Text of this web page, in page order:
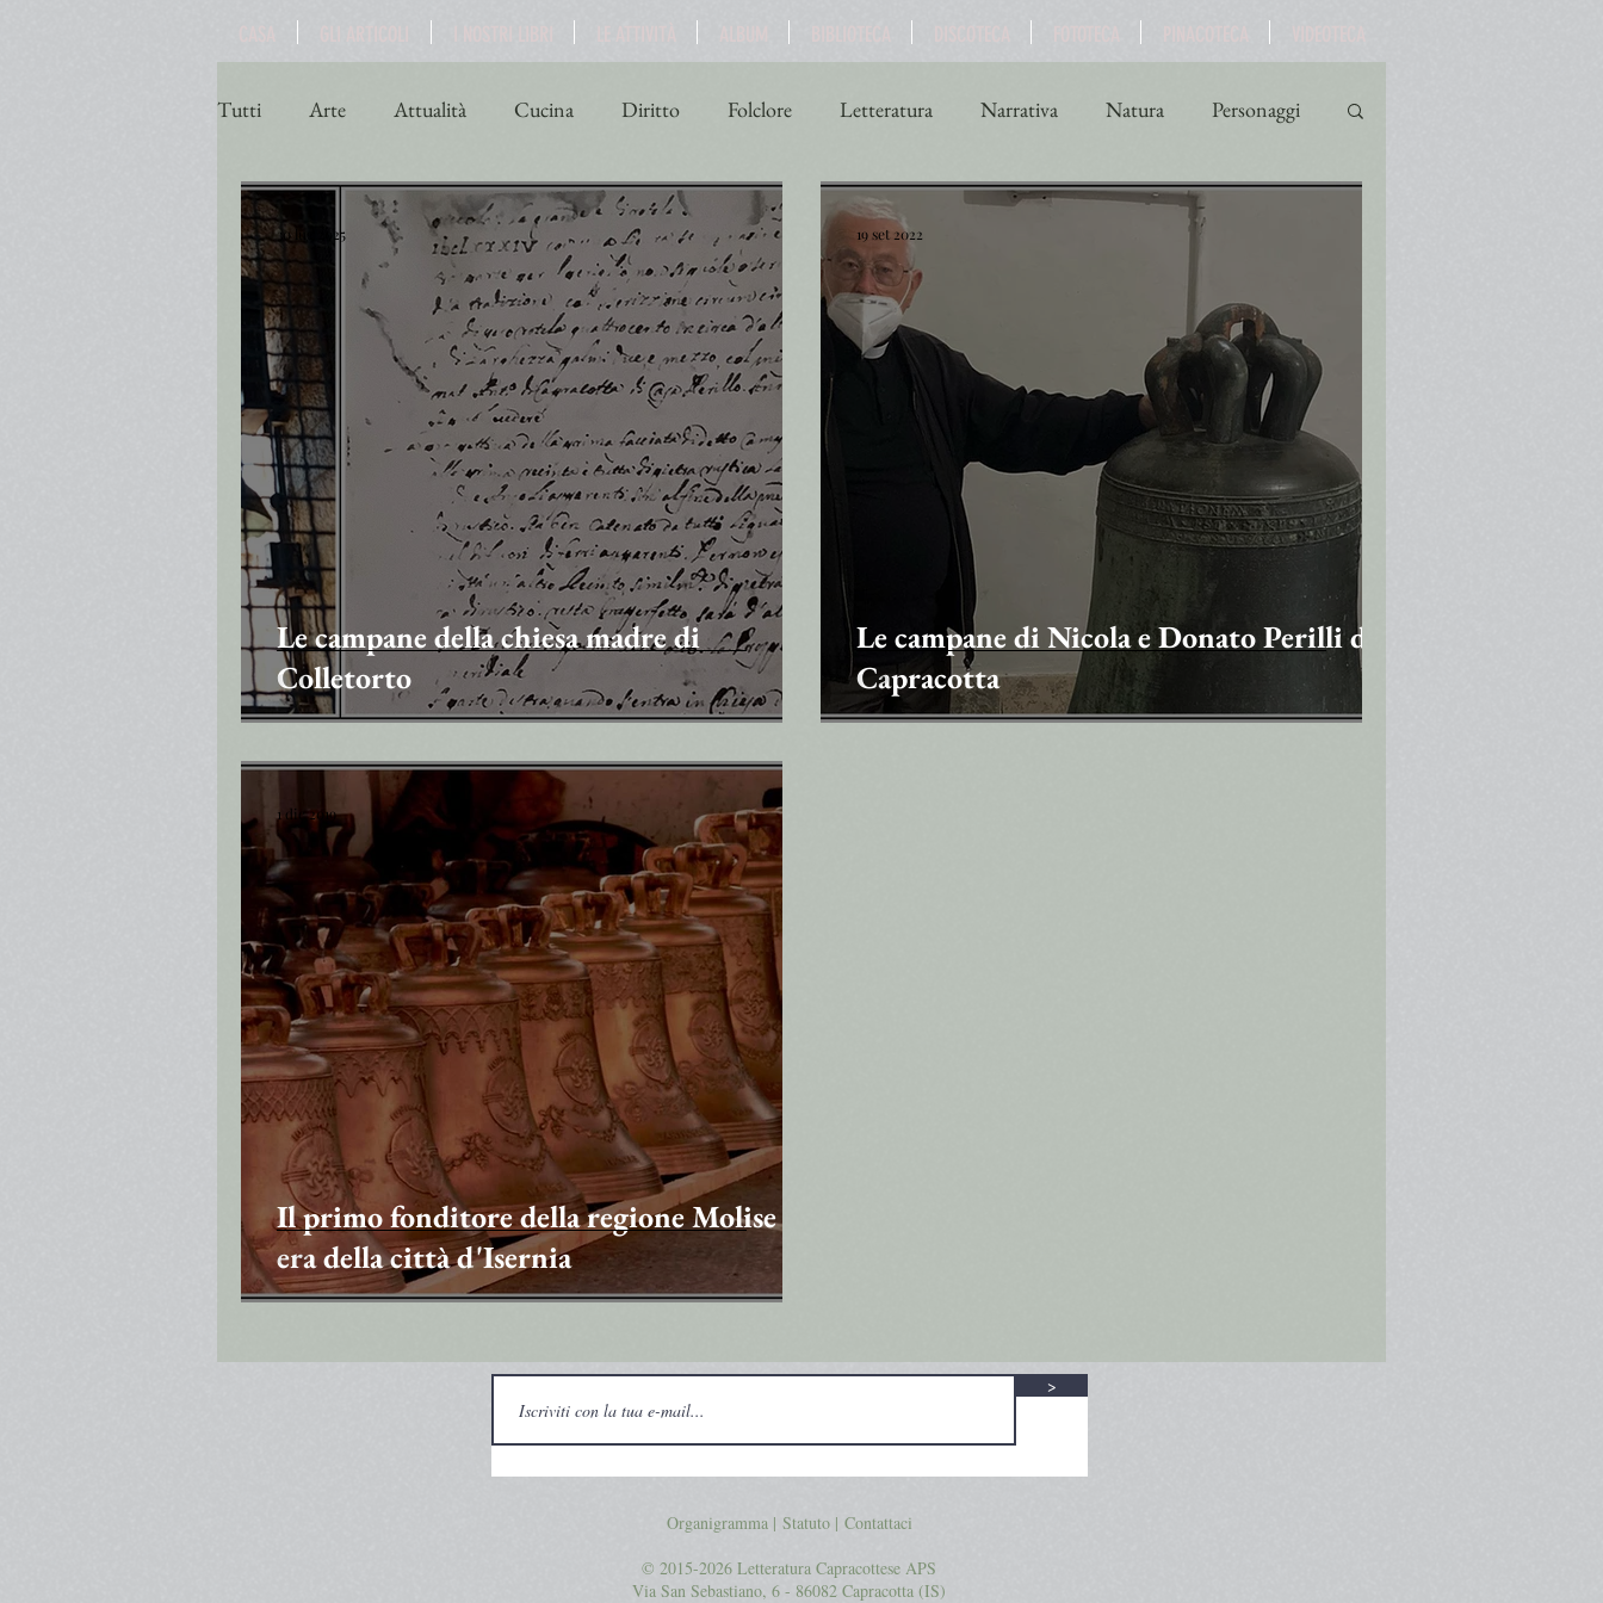
Tutti Arte Attualità Cucina Diritto Folclore Letteratura Narrativa Natura Personaggi
Poesia Politica Religione Scienza Storia Turismo
Le campane della chiesa madre di
Colletorto
30 lug 2025
Le campane di Nicola e Donato Perilli di
Capracotta
19 set 2022
Il primo fonditore della regione Molise
era della città d'Isernia
1 dic 2019
>
Organigramma | Statuto| Contattaci
© 2015-2026 Letteratura Capracottese APS
Via San Sebastiano, 6 - 86082 Capracotta (IS)